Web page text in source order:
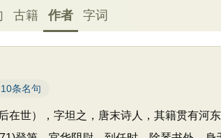
古籍 作者 字词
10条名句
在世），字坦之，唐末诗人，其籍贯有河